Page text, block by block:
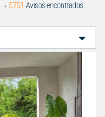
5751 Avisos encontrados